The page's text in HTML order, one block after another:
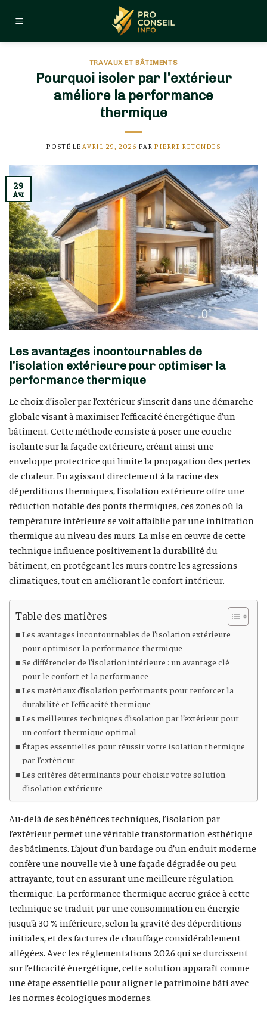
TRAVAUX ET BÂTIMENTS
Pourquoi isoler par l’extérieur
améliore la performance
thermique
POSTÉ LE AVRIL 29, 2026 PAR PIERRE RETONDES
29
Avr
Les avantages incontournables de
l’isolation extérieure pour optimiser la
performance thermique
Le choix d’isoler par l’extérieur s’inscrit dans une démarche
globale visant à maximiser l’efficacité énergétique d’un
bâtiment. Cette méthode consiste à poser une couche
isolante sur la façade extérieure, créant ainsi une
enveloppe protectrice qui limite la propagation des pertes
de chaleur. En agissant directement à la racine des
déperditions thermiques, l’isolation extérieure offre une
réduction notable des ponts thermiques, ces zones où la
température intérieure se voit affaiblie par une infiltration
thermique au niveau des murs. La mise en œuvre de cette
technique influence positivement la durabilité du
bâtiment, en protégeant les murs contre les agressions
climatiques, tout en améliorant le confort intérieur.
Table des matières
Les avantages incontournables de l’isolation extérieure
pour optimiser la performance thermique
Se différencier de l’isolation intérieure : un avantage clé
pour le confort et la performance
Les matériaux d’isolation performants pour renforcer la
durabilité et l’efficacité thermique
Les meilleures techniques d’isolation par l’extérieur pour
un confort thermique optimal
Étapes essentielles pour réussir votre isolation thermique
par l’extérieur
Les critères déterminants pour choisir votre solution
d’isolation extérieure
Au-delà de ses bénéfices techniques, l’isolation par
l’extérieur permet une véritable transformation esthétique
des bâtiments. L’ajout d’un bardage ou d’un enduit moderne
confère une nouvelle vie à une façade dégradée ou peu
attrayante, tout en assurant une meilleure régulation
thermique. La performance thermique accrue grâce à cette
technique se traduit par une consommation en énergie
jusqu’à 30 % inférieure, selon la gravité des déperditions
initiales, et des factures de chauffage considérablement
allégées. Avec les réglementations 2026 qui se durcissent
sur l’efficacité énergétique, cette solution apparaît comme
une étape essentielle pour aligner le patrimoine bâti avec
les normes écologiques modernes.